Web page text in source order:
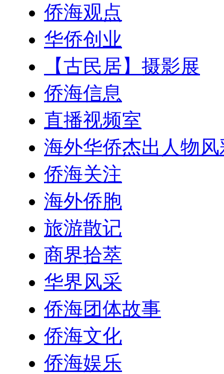
侨海观点
华侨创业
【古民居】摄影展
侨海信息
直播视频室
海外华侨杰出人物
侨海关注
海外侨胞
旅游散记
商界拾萃
华界风采
侨海团体故事
侨海文化
侨海娱乐